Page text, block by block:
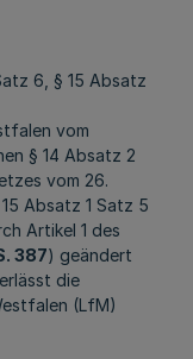
6, § 15 Absatz
vom
§ 14 Absatz 2
vom 26.
Absatz 1 Satz 5
Artikel 1 des
387) geändert
die
(LfM)